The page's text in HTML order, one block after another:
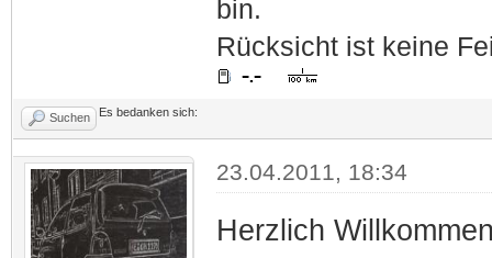
bin.
Rücksicht ist keine
Suchen Es bedanken sich:
23.04.2011, 18:34
Herzlich